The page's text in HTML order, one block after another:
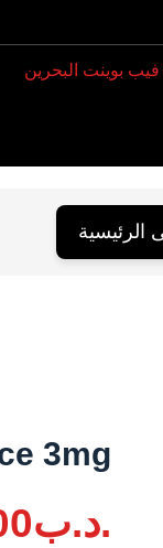
الرئيسية
3mg
.د.ب